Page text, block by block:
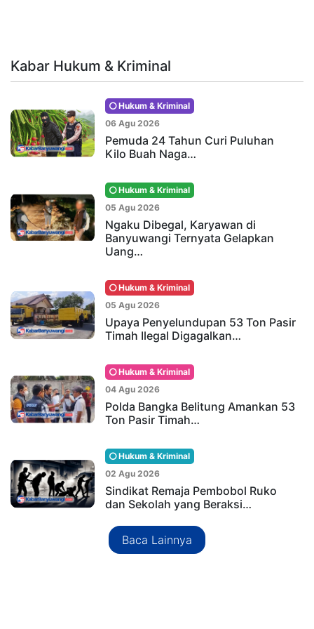
Kabar Hukum & Kriminal
Hukum & Kriminal
06 Agu 2026
Pemuda 24 Tahun Curi Puluhan
Kilo Buah Naga…
Hukum & Kriminal
05 Agu 2026
Ngaku Dibegal, Karyawan di
Banyuwangi Ternyata Gelapkan
Uang…
Hukum & Kriminal
05 Agu 2026
Upaya Penyelundupan 53 Ton Pasir
Timah Ilegal Digagalkan…
Hukum & Kriminal
04 Agu 2026
Polda Bangka Belitung Amankan 53
Ton Pasir Timah…
Hukum & Kriminal
02 Agu 2026
Sindikat Remaja Pembobol Ruko
dan Sekolah yang Beraksi…
Baca Lainnya